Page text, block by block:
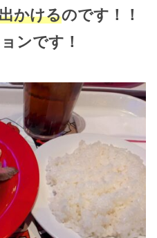
かけるのです！！
ンです！